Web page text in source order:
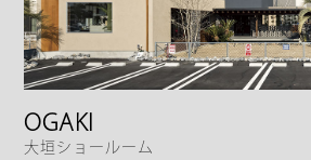
OGAKI
大垣ショールーム